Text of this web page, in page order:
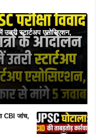
उतरी स्टार्टअप एसोसिएशन,
CBI जांच,